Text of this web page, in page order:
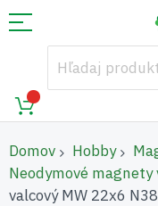
Domov Hobby
Neodymové magnety
valcový MW 22x6 N38